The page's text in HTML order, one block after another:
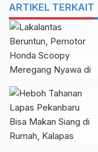
ARTIKEL TERKAIT